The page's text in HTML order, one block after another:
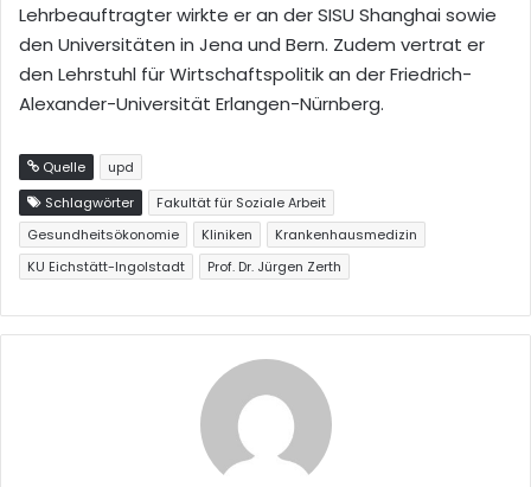
Lehrbeauftragter wirkte er an der SISU Shanghai sowie
den Universitäten in Jena und Bern. Zudem vertrat er
den Lehrstuhl für Wirtschaftspolitik an der Friedrich-
Alexander-Universität Erlangen-Nürnberg.
Quelle
upd
Schlagwörter
Fakultät für Soziale Arbeit
Gesundheitsökonomie
Kliniken
Krankenhausmedizin
KU Eichstätt-Ingolstadt
Prof. Dr. Jürgen Zerth